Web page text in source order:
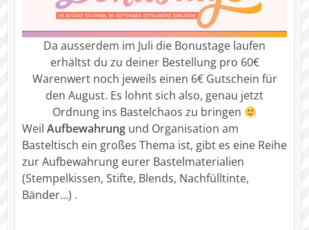
Da ausserdem im Juli die Bonustage laufen
erhältst du zu deiner Bestellung pro 60€
Warenwert noch jeweils einen 6€ Gutschein für
den August. Es lohnt sich also, genau jetzt
Ordnung ins Bastelchaos zu bringen
Weil Aufbewahrung und Organisation am
Basteltisch ein großes Thema ist, gibt es eine Reihe
zur Aufbewahrung eurer Bastelmaterialien
(Stempelkissen, Stifte, Blends, Nachfülltinte,
Bänder…) .